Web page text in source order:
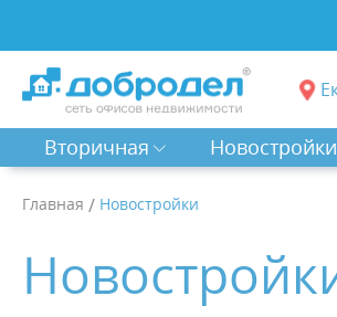
Вторичная Новостройки
Главная / Новостройки